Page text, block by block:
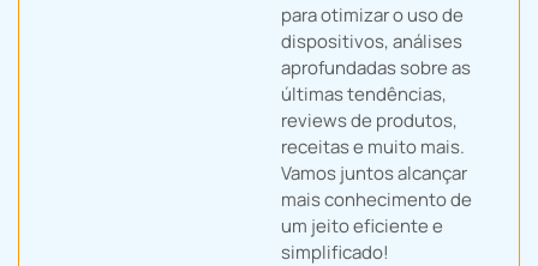
para otimizar o uso de
dispositivos, análises
aprofundadas sobre as
últimas tendências,
reviews de produtos,
receitas e muito mais.
Vamos juntos alcançar
mais conhecimento de
um jeito eficiente e
simplificado!